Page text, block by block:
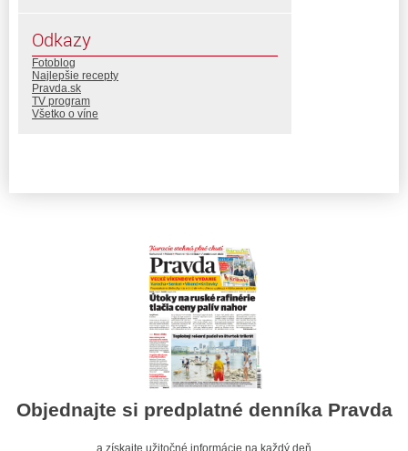
Odkazy
Fotoblog
Najlepšie recepty
Pravda.sk
TV program
Všetko o víne
Objednajte si predplatné denníka Pravda
a získajte užitočné informácie na každý deň